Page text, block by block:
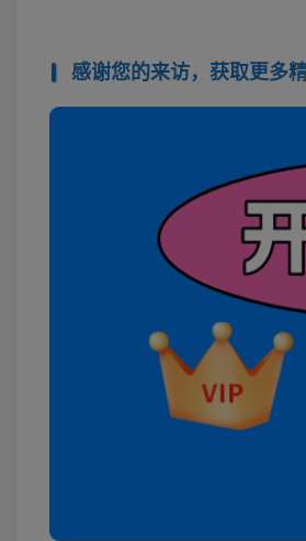
感谢您的来访，获取更多